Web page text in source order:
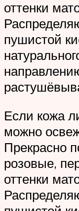
оттенки
пушистой
Если кожа
можно
Прекрасно
розовые,
оттенки